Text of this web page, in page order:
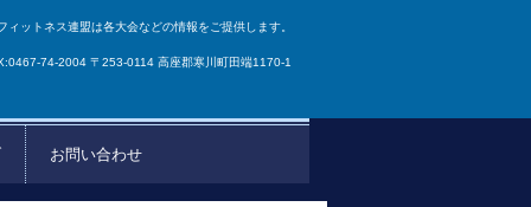
ットネス連盟は各大会などの情報をご提供します。
74-2004 〒253-0114 高座郡寒川町田端1170-1
お問い合わせ